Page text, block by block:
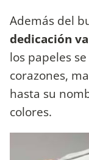
Además del
dedicación
los papeles
corazones,
hasta su
colores.